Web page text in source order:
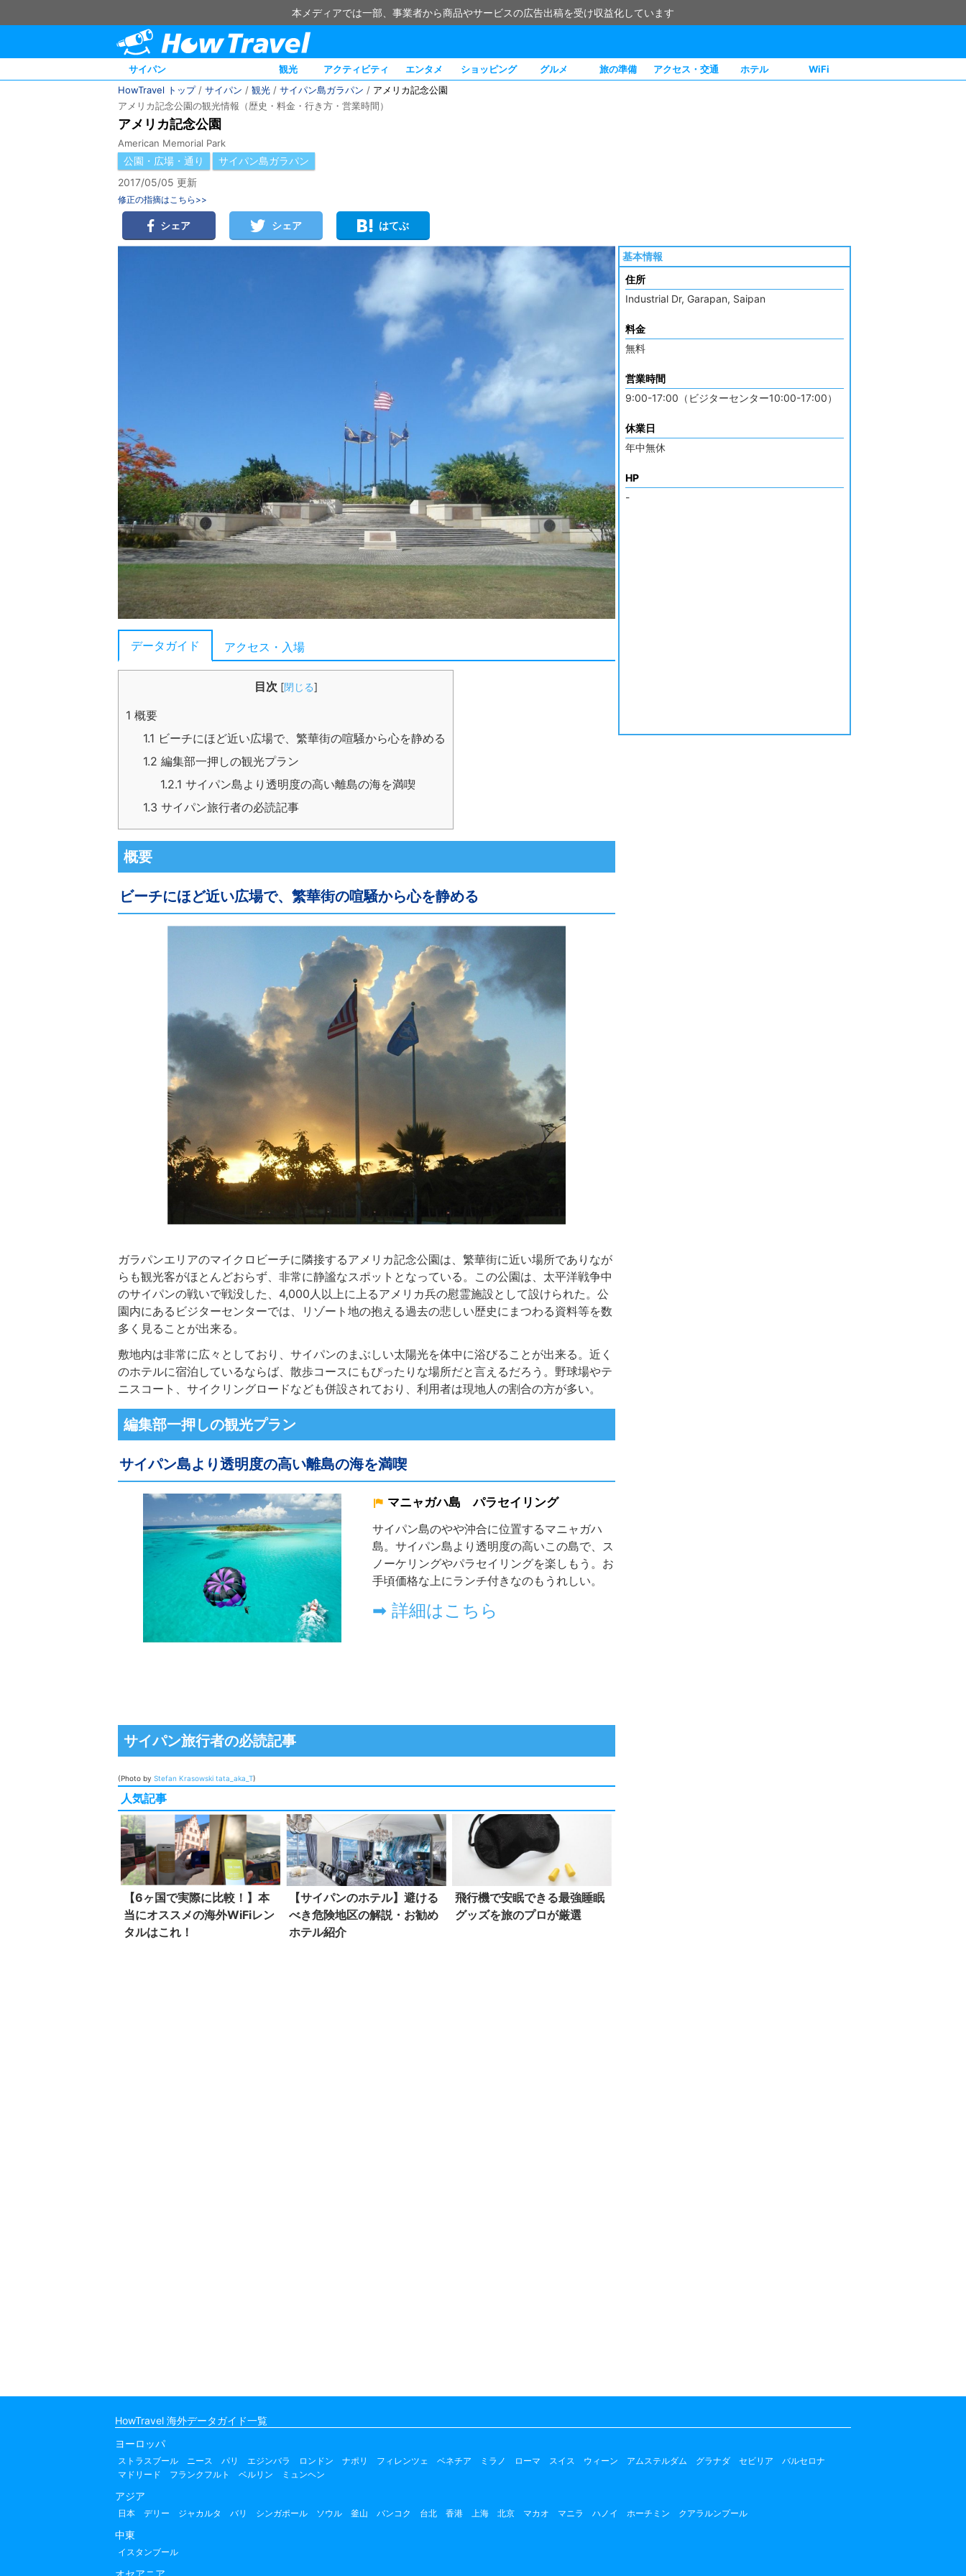
本メディアでは一部、事業者から商品やサービスの広告出稿を受け収益化しています
サイパン 観光 アクティビティ エンタメ ショッピング グルメ 旅の準備 アクセス・交通 ホテル
WiFi
HowTravel トップ/ サイパン / 観光 / サイパン島ガラパン / アメリカ記念公園
アメリカ記念公園の観光情報（歴史・料金・行き方・営業時間）
アメリカ記念公園
American Memorial Park
公園・広場・通り
サイパン島ガラパン
2017/05/05 更新
修正の指摘はこちら>>
シェア シェア はてぶ
基本情報
住所
Industrial Dr, Garapan, Saipan
料金
無料
営業時間
9:00-17:00（ビジターセンター10:00-17:00）
休業日
年中無休
HP
-
データガイド アクセス・入場
目次 [閉じる]
1 概要
1.1 ビーチにほど近い広場で、繁華街の喧騒から心を静める
1.2 編集部一押しの観光プラン
1.2.1 サイパン島より透明度の高い離島の海を満喫
1.3 サイパン旅行者の必読記事
概要
ビーチにほど近い広場で、繁華街の喧騒から心を静める
ガラパンエリアのマイクロビーチに隣接するアメリカ記念公園は、繁華街に近い場所でありなが
らも観光客がほとんどおらず、非常に静謐なスポットとなっている。この公園は、太平洋戦争中
のサイパンの戦いで戦没した、4,000人以上に上るアメリカ兵の慰霊施設として設けられた。公
園内にあるビジターセンターでは、リゾート地の抱える過去の悲しい歴史にまつわる資料等を数
多く見ることが出来る。
敷地内は非常に広々としており、サイパンのまぶしい太陽光を体中に浴びることが出来る。近く
のホテルに宿泊しているならば、散歩コースにもぴったりな場所だと言えるだろう。野球場やテ
ニスコート、サイクリングロードなども併設されており、利用者は現地人の割合の方が多い。
編集部一押しの観光プラン
サイパン島より透明度の高い離島の海を満喫
サイパン旅行者の必読記事
(Photo by Stefan Krasowski tata_aka_T)
人気記事
【6ヶ国で実際に比較！】本
当にオススメの海外WiFiレン
タルはこれ！
【サイパンのホテル】避ける
べき危険地区の解説・お勧め
ホテル紹介
飛行機で安眠できる最強睡眠
グッズを旅のプロが厳選
HowTravel 海外データガイド一覧
ヨーロッパ
ストラスブール ニース パリ エジンバラ ロンドン ナポリ フィレンツェ ベネチア ミラノ ローマ スイス ウィーン アムステルダム グラナダ セビリア
バルセロナ
マドリード
フランクフルト ベルリン ミュンヘン
アジア
日本 デリー ジャカルタ バリ シンガポール ソウル 釜山 バンコク 台北 香港 上海 北京 マカオ マニラ ハノイ ホーチミン クアラルンプール
中東
イスタンブール
オセアニア